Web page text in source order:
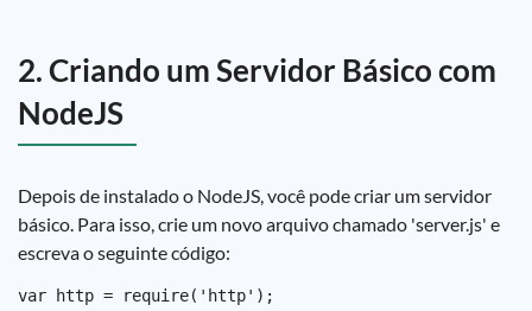
2. Criando um Servidor Básico com
NodeJS
Depois de instalado o NodeJS, você pode criar um servidor
básico. Para isso, crie um novo arquivo chamado 'server.js' e
escreva o seguinte código:
var http = require('http');